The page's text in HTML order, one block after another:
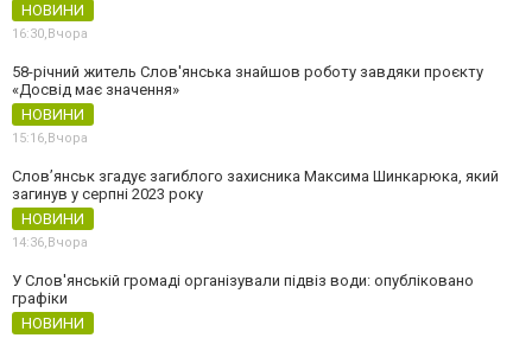
НОВИНИ
16:30, Вчора
58-річний житель Слов'янська знайшов роботу завдяки проєкту
«Досвід має значення»
НОВИНИ
15:16, Вчора
Слов’янськ згадує загиблого захисника Максима Шинкарюка, який
загинув у серпні 2023 року
НОВИНИ
14:36, Вчора
У Слов'янській громаді організували підвіз води: опубліковано
графіки
НОВИНИ